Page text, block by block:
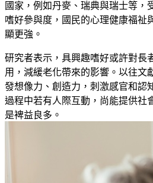
國家，例如丹麥 、 瑞典與瑞士等，
嗜好參與度，國民的心理健康福祉
顯更強。
研究者表示，具興趣嗜好或許對長
用，減緩老化帶來的影響。以往文
發想像力、創造力，刺激感官和認
過程中若有人際互動，尚能提供社
是裨益良多 。